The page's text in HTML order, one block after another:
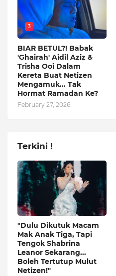
3
BIAR BETUL?! Babak
'Ghairah' Aidil Aziz &
Trisha Ooi Dalam
Kereta Buat Netizen
Mengamuk... Tak
Hormat Ramadan Ke?
February 27, 2026
Terkini !
"Dulu Dikutuk Macam
Mak Anak Tiga, Tapi
Tengok Shabrina
Leanor Sekarang...
Boleh Tertutup Mulut
Netizen!"